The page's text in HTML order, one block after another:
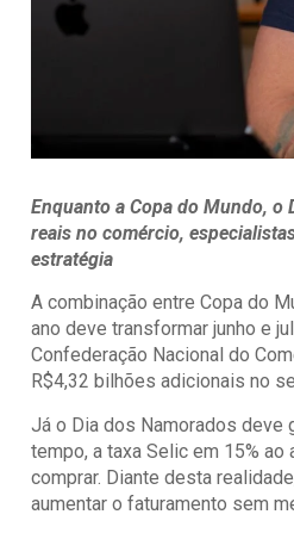
Enquanto a Copa do Mundo, o
reais no comércio,
estratégia
A combinação entre Copa do
ano deve transformar junho e
Confederação Nacional do
R$4,32 bilhões adicionais no
Já o Dia dos Namorados deve
tempo, a taxa Selic em 15%
comprar. Diante desta
aumentar o faturamento sem